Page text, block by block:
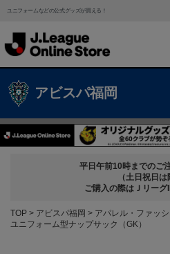
ユニフォームなどの公式グッズが買える！
アビスパ福岡
平日午前10時までのご
（土日祝日は
ご購入の際はＪリーグ
TOP アビスパ福岡 アパレル・ファッ
ユニフォーム型ナップサック（GK）